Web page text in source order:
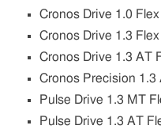
Cronos Drive 1.0
Cronos Drive 1.3
Cronos Drive 1.3 AT
Cronos Precision 1.3
Pulse Drive 1.3 MT
Pulse Drive 1.3 AT